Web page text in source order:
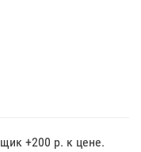
+200 р. к цене.